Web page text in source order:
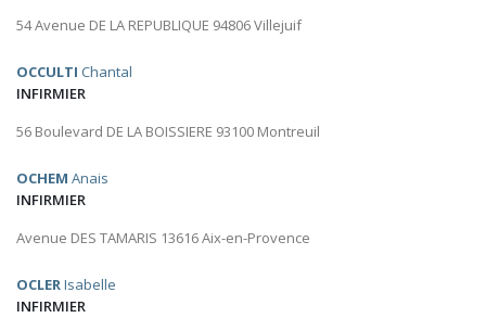
54 Avenue DE LA REPUBLIQUE 94806 Villejuif
OCCULTI Chantal
INFIRMIER
56 Boulevard DE LA BOISSIERE 93100 Montreuil
OCHEM Anais
INFIRMIER
Avenue DES TAMARIS 13616 Aix-en-Provence
OCLERIsabelle
INFIRMIER